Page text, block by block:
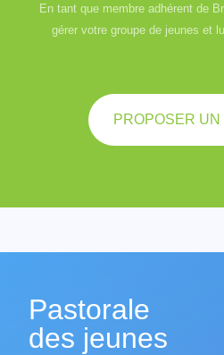
En tant que membre adhérent de
gérer votre groupe de jeunes et
PROPOSER UN
Pastorale
des jeunes